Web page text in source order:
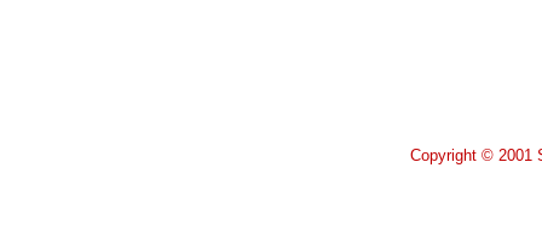
Copyright © 2001